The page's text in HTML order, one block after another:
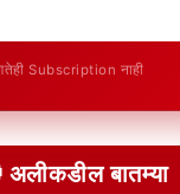
Subscription नाही
अलीकडील बातम्या